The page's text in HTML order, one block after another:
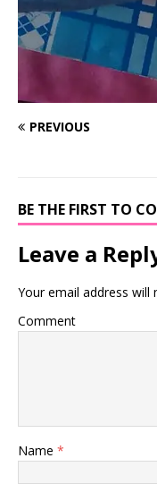
PREVIOUS
BE THE FIRST TO
Leave a
Your email address will
Comment
Name *